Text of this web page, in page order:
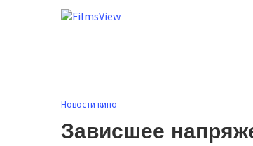
Новости кино
Зависшее